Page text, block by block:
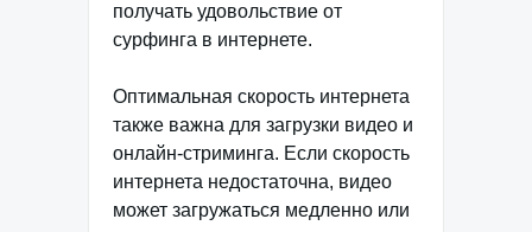
получать удовольствие от
сурфинга в интернете.
Оптимальная скорость интернета
также важна для загрузки видео и
онлайн-стриминга. Если скорость
интернета недостаточна, видео
может загружаться медленно или